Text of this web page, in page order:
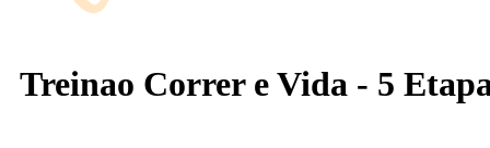
Treinao Correr e Vida - 5